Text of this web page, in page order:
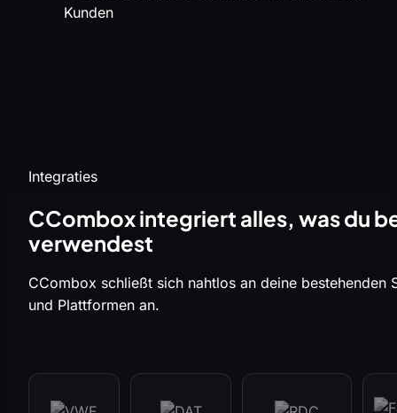
Kunden
Integraties
CCombox integriert alles, was du
verwendest
CCombox schließt sich nahtlos an deine bestehenden
und Plattformen an.